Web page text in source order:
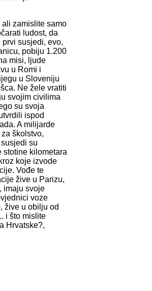
zamislite samo
ludost, da
susjedi, evo,
pobiju 1.200
misi, ljude
u Romi i
u Sloveniju
Ne žele vratiti
svojim civilima
su svoja
ispod
A milijarde
školstvo,
su
stotine kilometara
koje izvode
Vođe te
žive u Parizu,
imaju svoje
voze
žive u obilju od
i što mislite
Hrvatske?,